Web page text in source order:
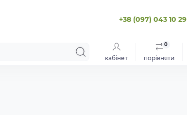
+38 (097) 043 10 29
кабінет порівняти
0